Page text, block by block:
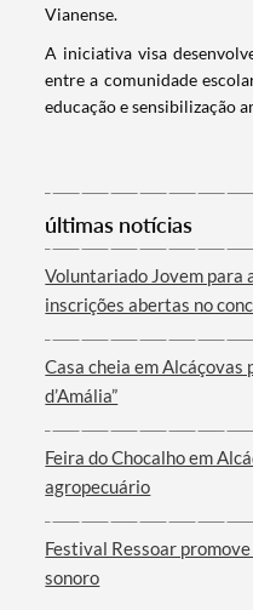
Termo de Pesquisa
Categorias gerais
Filtros
Vianense.
A iniciativa visa
entre a comunidade
educação e sensibilização
últimas notícias
Voluntariado Jovem para
inscrições abertas no
Casa cheia em Alcáçovas
d’Amália”
Feira do Chocalho em
agropecuário
Festival Ressoar
sonoro